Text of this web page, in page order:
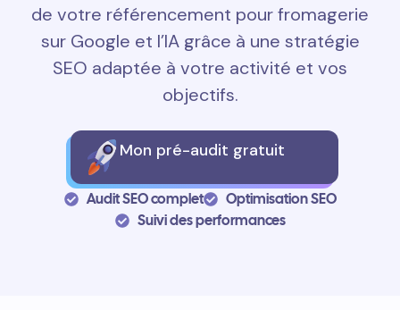
de votre référencement pour fromagerie
sur Google et l’IA grâce à une stratégie
SEO adaptée à votre activité et vos
objectifs.
Mon pré-audit gratuit
Audit SEO complet
Optimisation SEO
Suivi des performances